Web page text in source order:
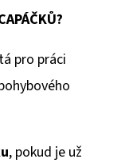
pro práci
, pokud je už